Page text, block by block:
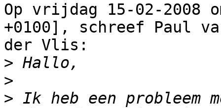
Op vrijdag 15-02-2008
+0100], schreef Paul
der Vlis:
>
>
> Ik heb een probleem